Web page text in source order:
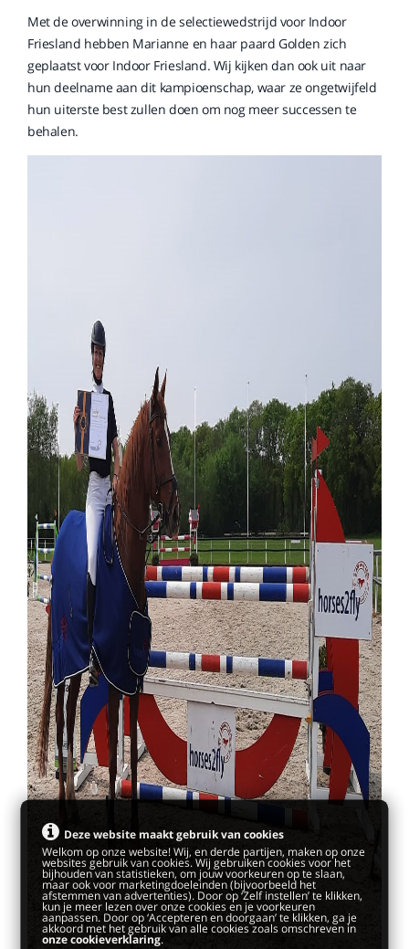
Met de overwinning in de selectiewedstrijd voor Indoor
Friesland hebben Marianne en haar paard Golden zich
geplaatst voor Indoor Friesland. Wij kijken dan ook uit naar
hun deelname aan dit kampioenschap, waar ze ongetwijfeld
hun uiterste best zullen doen om nog meer successen te
behalen.
Deze website maakt gebruik van cookies
Welkom op onze website! Wij, en derde partijen, maken op onze
websites gebruik van cookies. Wij gebruiken cookies voor het
bijhouden van statistieken, om jouw voorkeuren op te slaan,
maar ook voor marketingdoeleinden (bijvoorbeeld het
afstemmen van advertenties). Door op ‘Zelf instellen’ te klikken,
kun je meer lezen over onze cookies en je voorkeuren
aanpassen. Door op ‘Accepteren en doorgaan’ te klikken, ga je
akkoord met het gebruik van alle cookies zoals omschreven in
onze cookieverklaring.